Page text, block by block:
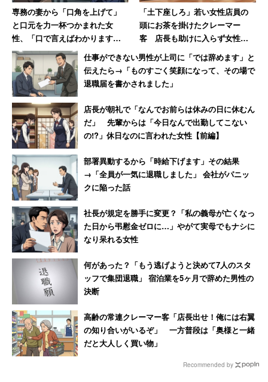
専務の妻から「口角を上げて」
と口元を力一杯つかまれた女
性、「口で言えばわかります
よ！」と顎をつかみ返し反撃 →
即行退職
「土下座しろ」若い女性店員の
頭にお茶を掛けたクレーマー
客 店長も助けに入らず女性は
「もうこんな会社辞めてやる」
仕事ができない男性が上司に「では辞めます」と
伝えたら→「ものすごく笑顔になって、その場で
退職届を書かされました」
店長が朝礼で「なんでお前らは休みの日に休むん
だ」 先輩からは「今日なんで出勤してこない
の!?」休日なのに言われた女性【前編】
部署異動するから「時給下げます」その結果
→「全員が一気に退職しました」 会社がパニッ
クに陥った話
社長が規定を勝手に変更？「私の義母が亡くなっ
た日から弔慰金ゼロに…」やがて実母でもナシに
なり呆れる女性
何があった？「もう逃げようと決めて7人のスタ
ッフで集団退職」 宿泊業を5ヶ月で辞めた男性の
決断
高齢の常連クレーマー客「店長出せ！俺には右翼
の知り合いがいるぞ」 一方普段は「奥様と一緒
だと大人しく買い物」
Recommended by